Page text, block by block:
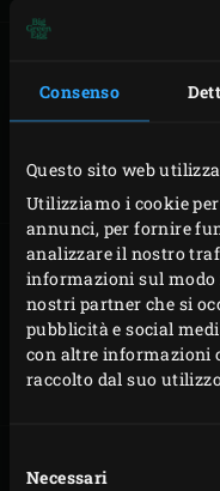
Consenso
Questo sito web
Utilizziamo i cookie
annunci, per fornire
analizzare il nostro
informazioni sul
nostri partner che si
pubblicità e social
con altre informazioni
raccolto dal suo
delNecessari
MONTAGGIO DEL
MONTAGGIO DEL
MODELLO SMALL